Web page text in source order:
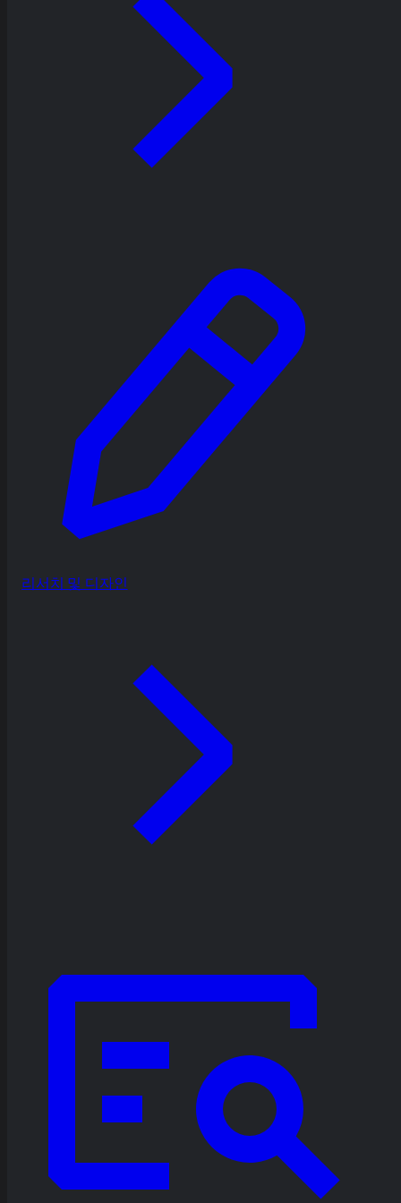
리서치 및 디자인